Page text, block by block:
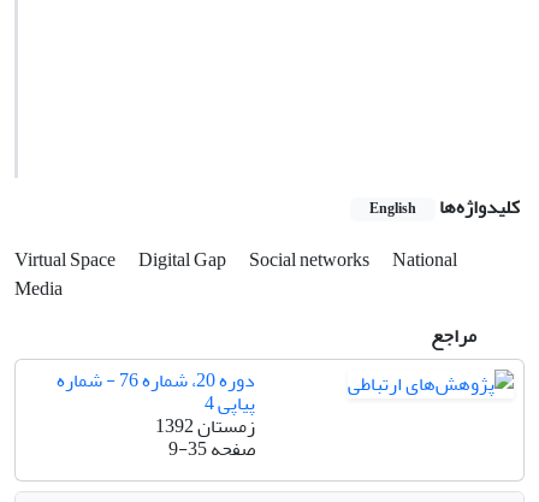
کلیدواژه‌ها English
Virtual Space Digital Gap Social networks
National
Media
مراجع
دوره 20، شماره 76 - شماره
پیاپی 4
زمستان 1392
صفحه9-35